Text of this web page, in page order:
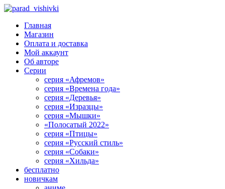
Главная
Магазин
Оплата и доставка
Мой аккаунт
Об авторе
Серии
серия «Афремов»
серия «Времена года»
серия «Деревья»
серия «Изразцы»
серия «Мышки»
«Полосатый 2022»
серия «Птицы»
серия «Русский стиль»
серия «Собаки»
серия «Хильда»
бесплатно
новичкам